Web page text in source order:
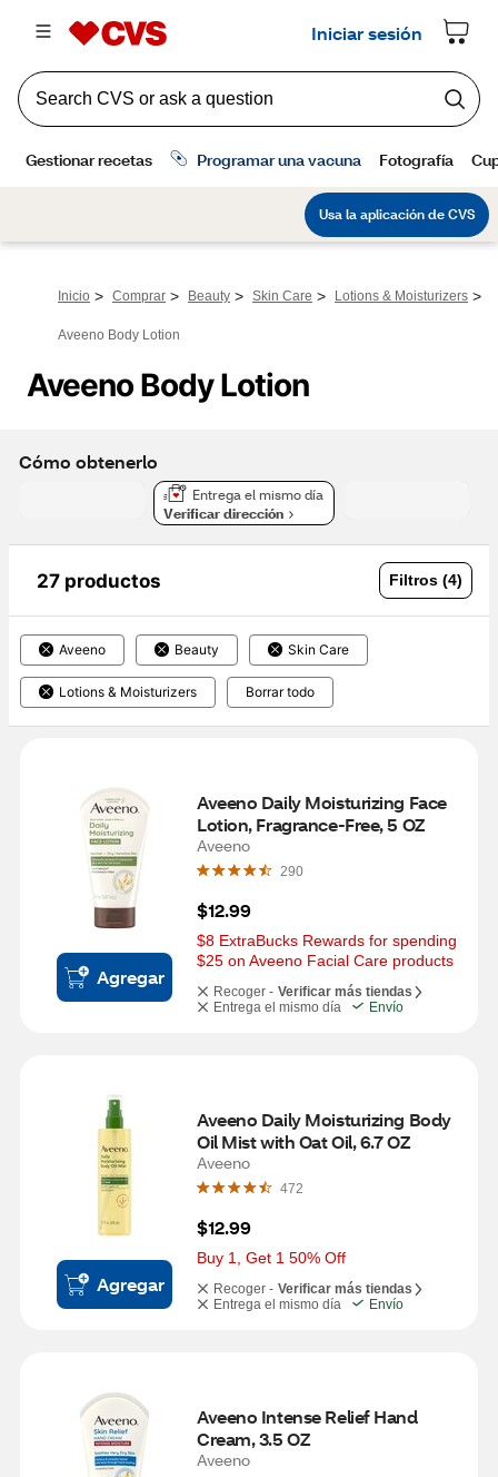
Inicio > Comprar > Beauty > Skin Care > Lotions & Moisturizers >
Aveeno Body Lotion
Aveeno Body Lotion
Cómo obtenerlo
Entrega el mismo día
Verificar dirección
27 productos Filtros (4)
Aveeno Beauty Skin Care
Lotions & Moisturizers Borrar todo
Agregar
Aveeno Daily Moisturizing Face
Lotion, Fragrance-Free, 5 OZ
Aveeno
290
$12.99
$8 ExtraBucks Rewards for spending
$25 on Aveeno Facial Care products
Recoger - Verificar más tiendas
Entrega el mismo día
Envío
Agregar
Aveeno Daily Moisturizing Body
Oil Mist with Oat Oil, 6.7 OZ
Aveeno
472
$12.99
Buy 1, Get 1 50% Off
Recoger - Verificar más tiendas
Entrega el mismo día
Envío
Aveeno Intense Relief Hand
Cream, 3.5 OZ
Aveeno